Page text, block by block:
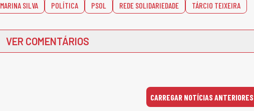
MARINA SILVA POLÍTICA PSOL REDE SOLIDARIEDADE TÁRCIO TEIXEIRA
VER COMENTÁRIOS
CARREGAR NOTÍCIAS ANTERIORES